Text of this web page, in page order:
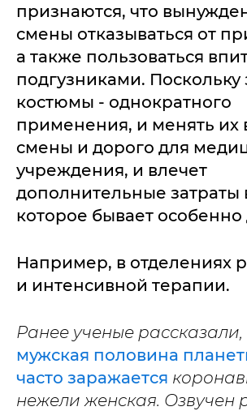
признаются, что
смены отказываться от
а также пользоваться
подгузниками.
костюмы - однократного
применения, и менять их
смены и дорого для
учреждения, и влечет
дополнительные затраты
которое бывает особенно
Например, в отделениях
и интенсивной терапии.
Ранее ученые рассказали,
мужская половина
часто заражается
нежели женская. Озвучен